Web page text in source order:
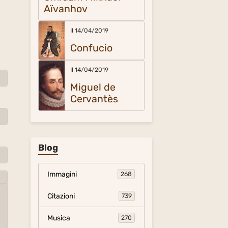
Aïvanhov
Il 14/04/2019
Confucio
Il 14/04/2019
Miguel de
Cervantès
Blog
Immagini 268
Citazioni 739
Musica 270